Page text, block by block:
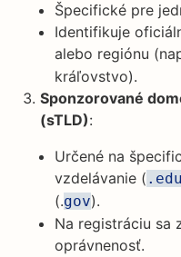
Špecifické pre
Identifikuje
alebo regiónu
kráľovstvo).
Sponzorované
(sTLD):
Určené na
vzdelávanie ( .edu
(.gov).
Na registráciu sa
oprávnenosť.